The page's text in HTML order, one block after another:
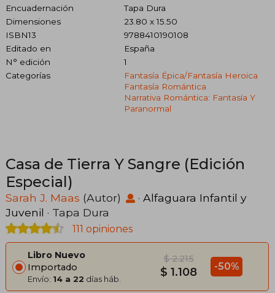
Encuadernación
Tapa Dura
Dimensiones
23.80 x 15.50
ISBN13
9788410190108
Editado en
España
N° edición
1
Categorías
Fantasía Épica/fantasía Heroica
Fantasía Romántica
Narrativa Romántica: Fantasía Y
Paranormal
Casa de Tierra Y Sangre (Edición
Especial)
Sarah J. Maas (Autor) · Alfaguara Infantil y
Juvenil · Tapa Dura
111 opiniones
Libro Nuevo
Importado
Envío: 14 a 22 días háb.
$ 2.215
$ 1.108 -50%